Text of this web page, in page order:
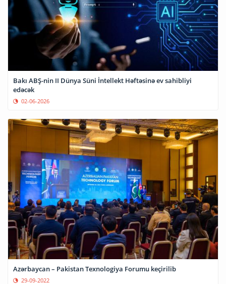
Bakı ABŞ-nin II Dünya Süni İntellekt Həftəsinə ev sahibliyi
edəcək
02-06-2026
Azərbaycan – Pakistan Texnologiya Forumu keçirilib
29-09-2022